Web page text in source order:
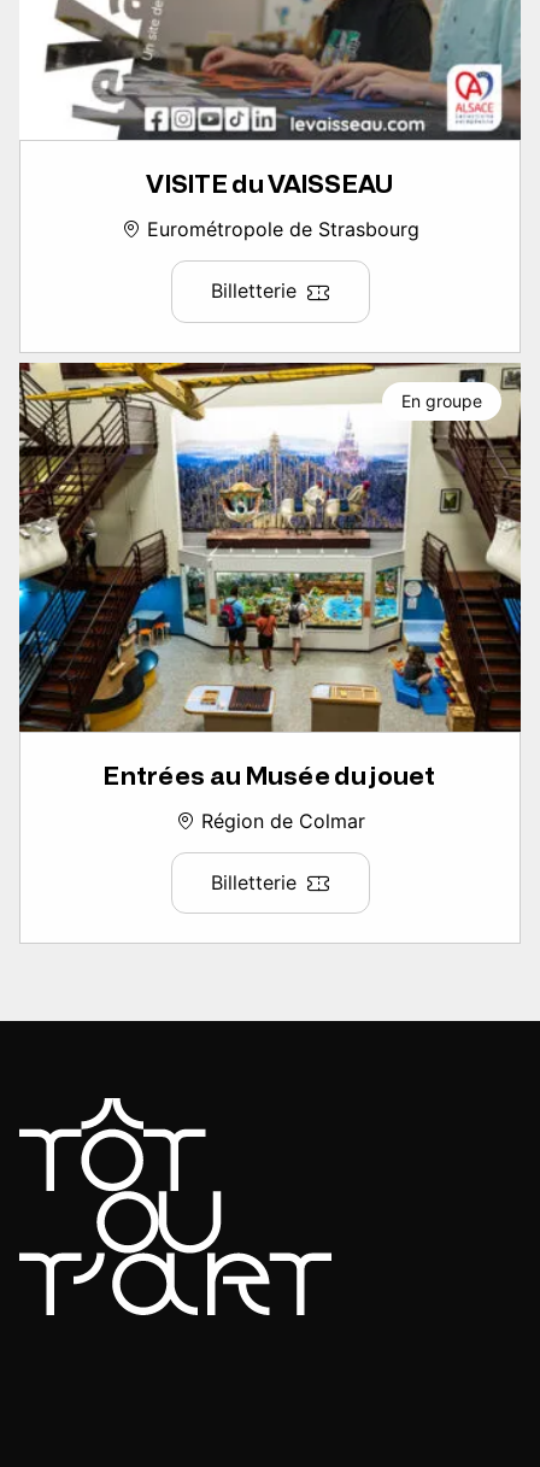
VISITE du VAISSEAU
Eurométropole de Strasbourg
Billetterie
Entrées au Musée du jouet
Région de Colmar
Billetterie
En groupe